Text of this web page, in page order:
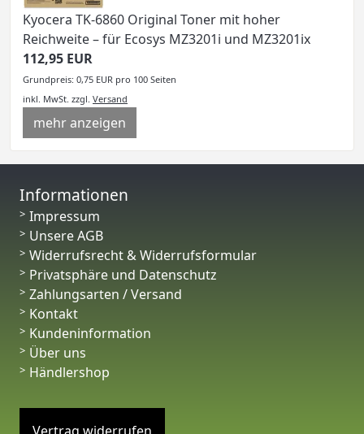
Kyocera TK-6860 Original Toner mit hoher
Reichweite – für Ecosys MZ3201i und MZ3201ix
112,95 EUR
Grundpreis: 0,75 EUR pro 100 Seiten
inkl. MwSt. zzgl. Versand
mehr anzeigen
Informationen
Impressum
Unsere AGB
Widerrufsrecht & Widerrufsformular
Privatsphäre und Datenschutz
Zahlungsarten / Versand
Kontakt
Kundeninformation
Über uns
Händlershop